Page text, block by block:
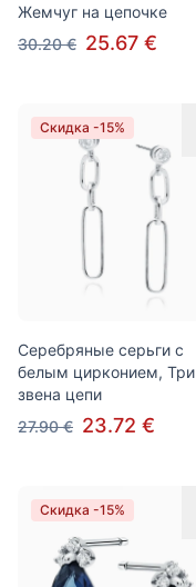
Жемчуг на цепочке
30.20 € 25.67 €
Скидка -15%
Серебряные серьги с
белым цирконием, Три
звена цепи
27.90 € 23.72 €
Скидка -15%